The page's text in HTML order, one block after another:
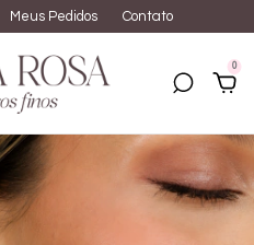
Meus Pedidos Contato
0